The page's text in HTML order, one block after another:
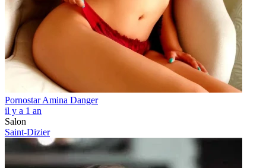
Pornostar Amina Danger
il y a 1 an
Salon
Saint-Dizier